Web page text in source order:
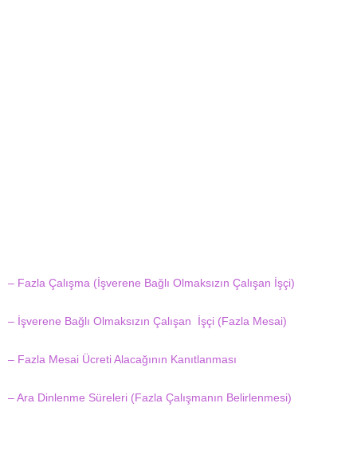
– Fazla Çalışma (İşverene Bağlı Olmaksızın Çalışan İşçi)
– İşverene Bağlı Olmaksızın Çalışan İşçi (Fazla Mesai)
– Fazla Mesai Ücreti Alacağının Kanıtlanması
– Ara Dinlenme Süreleri (Fazla Çalışmanın Belirlenmesi)